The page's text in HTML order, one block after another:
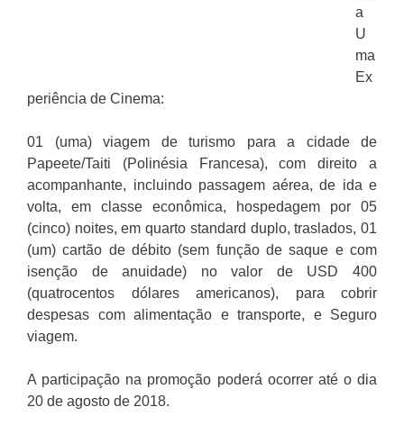
a
U
ma
Ex
periência de Cinema:
01 (uma) viagem de turismo para a cidade de
Papeete/Taiti (Polinésia Francesa), com direito a
acompanhante, incluindo passagem aérea, de ida e
volta, em classe econômica, hospedagem por 05
(cinco) noites, em quarto standard duplo, traslados, 01
(um) cartão de débito (sem função de saque e com
isenção de anuidade) no valor de USD 400
(quatrocentos dólares americanos), para cobrir
despesas com alimentação e transporte, e Seguro
viagem.
A participação na promoção poderá ocorrer até o dia
20 de agosto de 2018.